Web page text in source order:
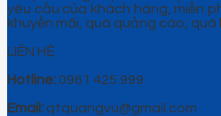
yêu cầu của khách hàng, miễn
khuyến mãi, quà quảng cáo, quà
LIÊN HỆ
Hotline: 0961 425 999
Email: qtquangvu@gmail.com